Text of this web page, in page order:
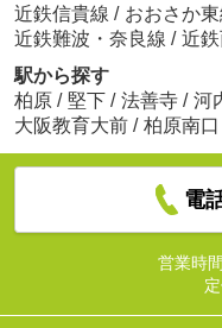
近鉄信貴線 / おおさか
近鉄難波・奈良線 / 近
駅から探す
柏原 / 堅下 / 法善寺 / 河
大阪教育大前 / 柏原南口
電
営業時間